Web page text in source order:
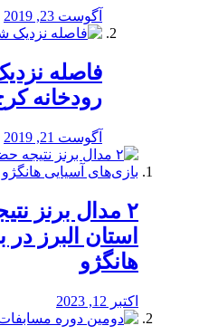
آگوست 23, 2019
️فاصله
رودخانه
آگوست 21, 2019
استان البرز
هانگژو
اکتبر 12, 2023